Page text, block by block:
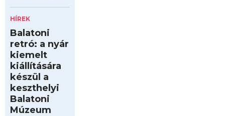
HÍREK
Balatoni
retró: a nyár
kiemelt
kiállítására
készül a
keszthelyi
Balatoni
Múzeum